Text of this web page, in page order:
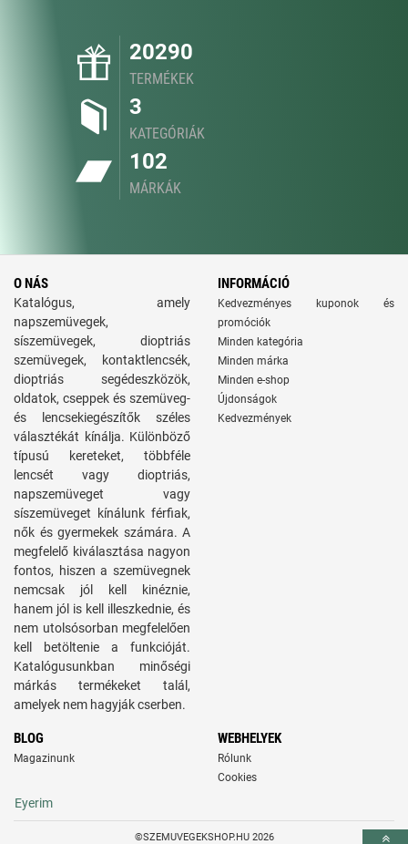
20290
TERMÉKEK
3
KATEGÓRIÁK
102
MÁRKÁK
O NÁS
Katalógus, amely
napszemüvegek,
síszemüvegek, dioptriás
szemüvegek, kontaktlencsék,
dioptriás segédeszközök,
oldatok, cseppek és szemüveg-
és lencsekiegészítők széles
választékát kínálja. Különböző
típusú kereteket, többféle
lencsét vagy dioptriás,
napszemüveget vagy
síszemüveget kínálunk férfiak,
nők és gyermekek számára. A
megfelelő kiválasztása nagyon
fontos, hiszen a szemüvegnek
nemcsak jól kell kinéznie,
hanem jól is kell illeszkednie, és
nem utolsósorban megfelelően
kell betöltenie a funkcióját.
Katalógusunkban minőségi
márkás termékeket talál,
amelyek nem hagyják cserben.
INFORMÁCIÓ
Kedvezményes kuponok és
promóciók
Minden kategória
Minden márka
Minden e-shop
Újdonságok
Kedvezmények
BLOG
Magazinunk
WEBHELYEK
Rólunk
Cookies
Eyerim
©SZEMUVEGEKSHOP.HU 2026